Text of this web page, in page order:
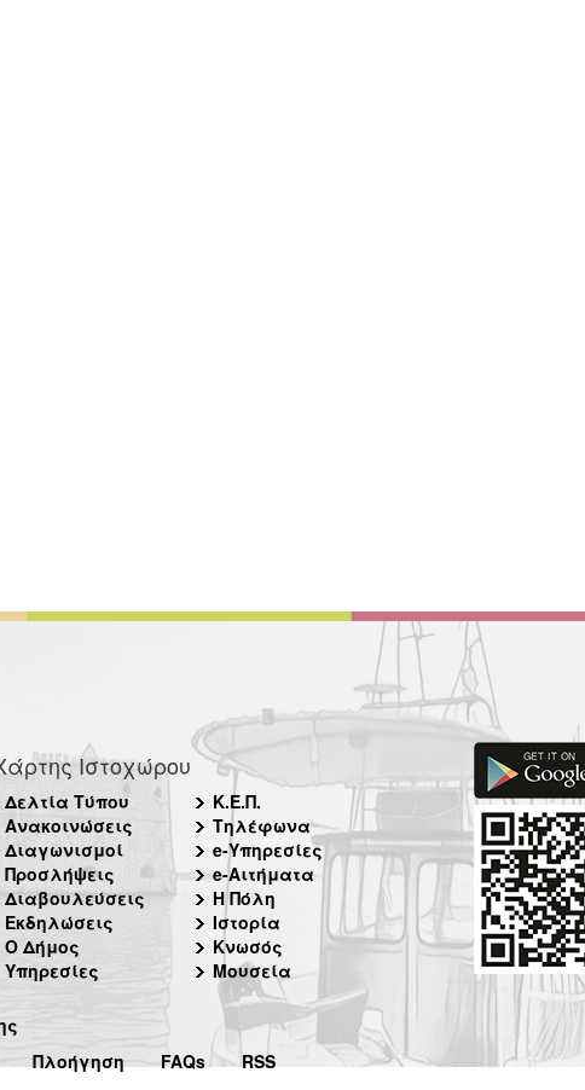
Ιστοχώρου
Δελτία Τύπου
Ανακοινώσεις
Διαγωνισμοί
Προσλήψεις
Διαβουλεύσεις
Εκδηλώσεις
Ο Δήμος
Υπηρεσίες
Κ.Ε.Π.
Τηλέφωνα
e-Υπηρεσίες
e-Αιτήματα
Η Πόλη
Ιστορία
Κνωσός
Μουσεία
Πλοήγηση FAQs RSS